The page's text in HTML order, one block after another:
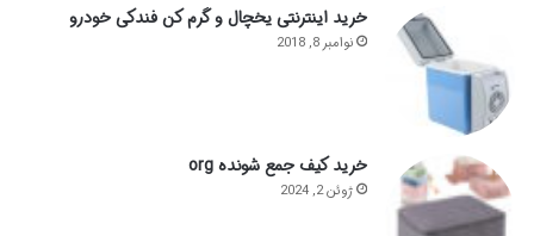
خرید اینترنتی یخچال و گرم کن فندکی خودرو
نوامبر 8, 2018
خرید کیف جمع شونده org
ژوئن 2, 2024